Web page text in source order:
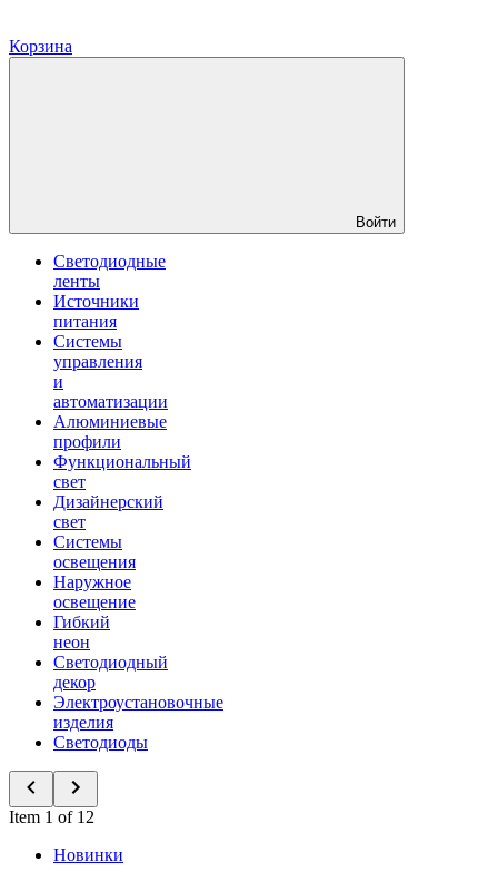
Корзина
Войти
Светодиодные
ленты
Источники
питания
Системы
управления
и
автоматизации
Алюминиевые
профили
Функциональный
свет
Дизайнерский
свет
Системы
освещения
Наружное
освещение
Гибкий
неон
Светодиодный
декор
Электроустановочные
изделия
Светодиоды
Item 1 of 12
Новинки